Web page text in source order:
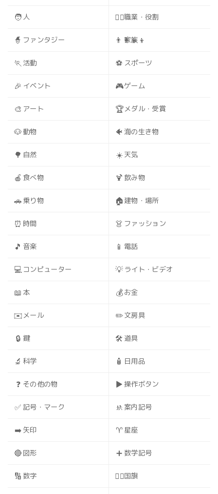
🧑 人 🧑‍⚕️職業・役割
🧙 ファンタジー 👨‍👩‍👧‍👦
家族
🏃 活動 ⚽ スポーツ
🎉 イベント 🎮ゲーム
🎨 アート 🏆メダル・受賞
🐶 動物 🐠 海の生き物
🌳 自然 ☀️ 天気
🍎 食べ物 🍹 飲み物
🚗 乗り物 🏠 建物・場所
⏰ 時間 👗 ファッション
🎵 音楽 📱 電話
💻 コンピューター 💡 ライト・ビデオ
📖 本 💰お金
✉️ メール ✏️文房具
🔒 鍵 🛠️ 道具
🔬 科学 🧴 日用品
❓ その他の物 ▶️ 操作ボタン
✅ 記号・マーク 🚸 案内記号
➡️ 矢印 ♈ 星座
🔴 図形 ➕ 数学記号
🔢 数字 🏳️‍🌈国旗